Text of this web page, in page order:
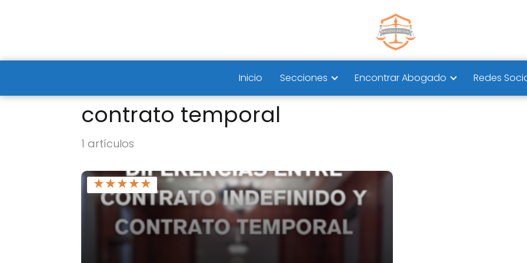
Inicio Secciones Encontrar Abogado Redes
contrato temporal
1 artículos
★★★★★